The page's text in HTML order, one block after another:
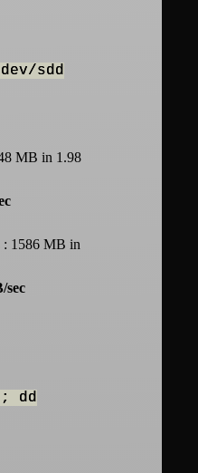
sdd
MB in 1.98
: 1586 MB in
sec
dd